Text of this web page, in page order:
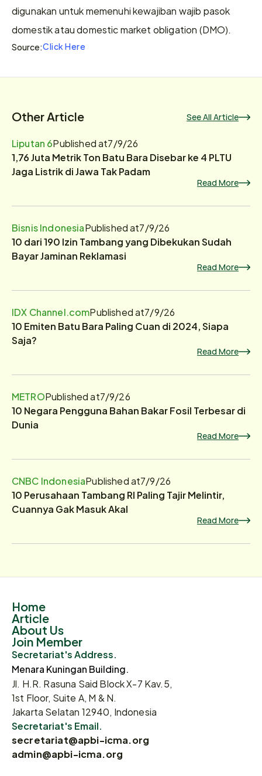
digunakan untuk memenuhi kewajiban wajib pasok
domestik atau domestic market obligation (DMO).
Source:Click Here
Other Article See All Article
Liputan 6Published at7/9/26
1,76 Juta Metrik Ton Batu Bara Disebar ke 4 PLTU
Jaga Listrik di Jawa Tak Padam
Read More
Bisnis IndonesiaPublished at7/9/26
10 dari 190 Izin Tambang yang Dibekukan Sudah
Bayar Jaminan Reklamasi
Read More
IDX Channel.comPublished at7/9/26
10 Emiten Batu Bara Paling Cuan di 2024, Siapa
Saja?
Read More
METROPublished at7/9/26
10 Negara Pengguna Bahan Bakar Fosil Terbesar di
Dunia
Read More
CNBC IndonesiaPublished at7/9/26
10 Perusahaan Tambang RI Paling Tajir Melintir,
Cuannya Gak Masuk Akal
Read More
Home
Article
About Us
Join Member
Secretariat's Address.
Menara Kuningan Building.
Jl. H.R. Rasuna Said Block X-7 Kav.5,
1st Floor, Suite A, M & N.
Jakarta Selatan 12940, Indonesia
Secretariat's Email.
secretariat@apbi-icma.org
admin@apbi-icma.org